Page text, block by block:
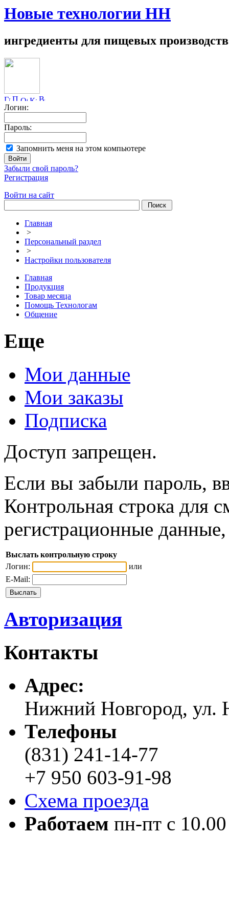
Новые технологии НН
ингредиенты для пищевых производств
Логин:
Пароль:
Запомнить меня на этом компьютере
Забыли свой пароль?
Регистрация
Войти на сайт
Главная
>
Персональный раздел
>
Настройки пользователя
Главная
Продукция
Товар месяца
Помощь Технологам
Общение
Еще
Мои данные
Мои заказы
Подписка
Доступ запрещен.
Если вы забыли пароль,
Контрольная строка для
регистрационные
Выслать контрольную строку
Логин:
или
E-Mail:
Авторизация
Контакты
Адреc:
Нижний Новгород, ул.
Телефоны
(831) 241-14-77
+7 950 603-91-98
Схема проезда
Работаем пн-пт с